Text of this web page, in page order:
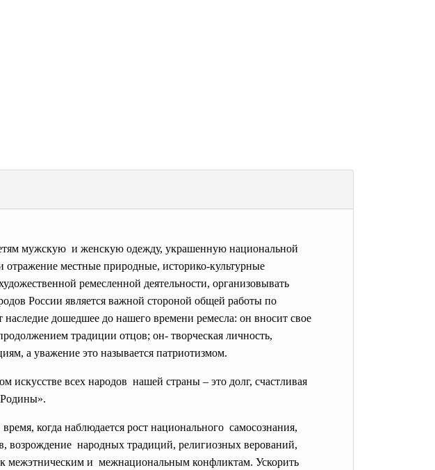
мужскую и женскую одежду, украшенную национальной
отражение местные природные, историко-культурные
ремесленной деятельности, организовывать
России является важной стороной общей работы по
дошедшее до нашего времени ремесла: он вносит свое
традиции отцов; он- творческая личность,
а уважение это называется патриотизмом.
искусстве всех народов нашей страны – это долг, счастливая
когда наблюдается рост национального самосознания,
возрождение народных традиций, религиозных верований,
к межэтническим и межнациональным конфликтам. Ускорить